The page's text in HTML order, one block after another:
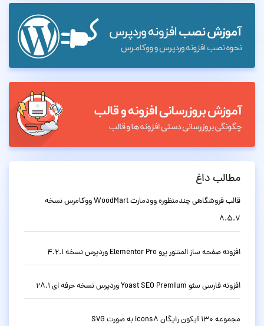
مطالب داغ
قالب فروشگاهی چندمنظوره وودمارت WoodMart ووکامرس نسخه
8.5.7
افزونه صفحه ساز المنتور پرو Elementor Pro وردپرس نسخه 4.2.1
افزونه فارسی سئو Yoast SEO Premium وردپرس نسخه حرفه ای 28.1
مجموعه 130 آیکون رایگان Icons8 به صورت SVG